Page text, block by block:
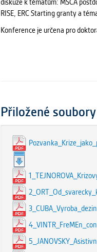
diskuze k tématům: MSCA
RISE, ERC Starting granty a
Konference je určena pro
Přiložené soubory